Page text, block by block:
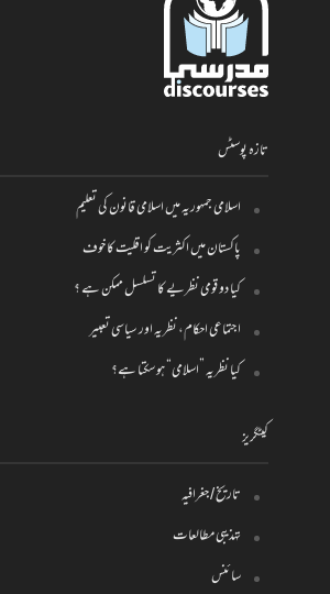
تازہ پوسٹس
اسلامی جمہوریہ میں اسلامی قانون کی تعلیم
پاکستان میں اکثریت کو اقلیت کا خوف
کیا دو قومی نظریے کا تسلسل ممکن ہے ؟
اجتماعی احکام، نظریہ اور سیاسی تعبیر
کیا نظریہ ”اسلامی“ ہو سکتا ہے؟
کیٹگریز
تاریخ / جغرافیہ
تہذیبی مطالعات
سائنس